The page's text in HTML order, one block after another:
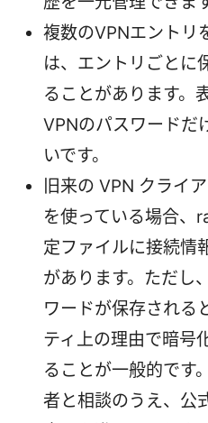
複数のVPNエントリ
は、エントリごとに
ることがあります。
VPNのパスワードだ
いです。
旧来の VPN クライ
を使っている場合
定ファイルに接続情
があります。ただし
ワードが保存される
ティ上の理由で暗号
ることが一般的です
者と相談のうえ、公